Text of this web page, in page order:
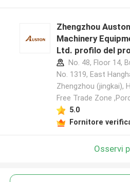
Lasciate un
Ti
Zhengzhou Auston
Machinery
Ltd. profilo del
No. 48, Floor 14,
No. 1319, East
Zhengzhou (jingkai),
Free Trade Zone
5.0
Fornitore
Osservi